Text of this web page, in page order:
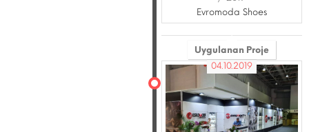
Evromoda Shoes
Uygulanan Proje
04.10.2019